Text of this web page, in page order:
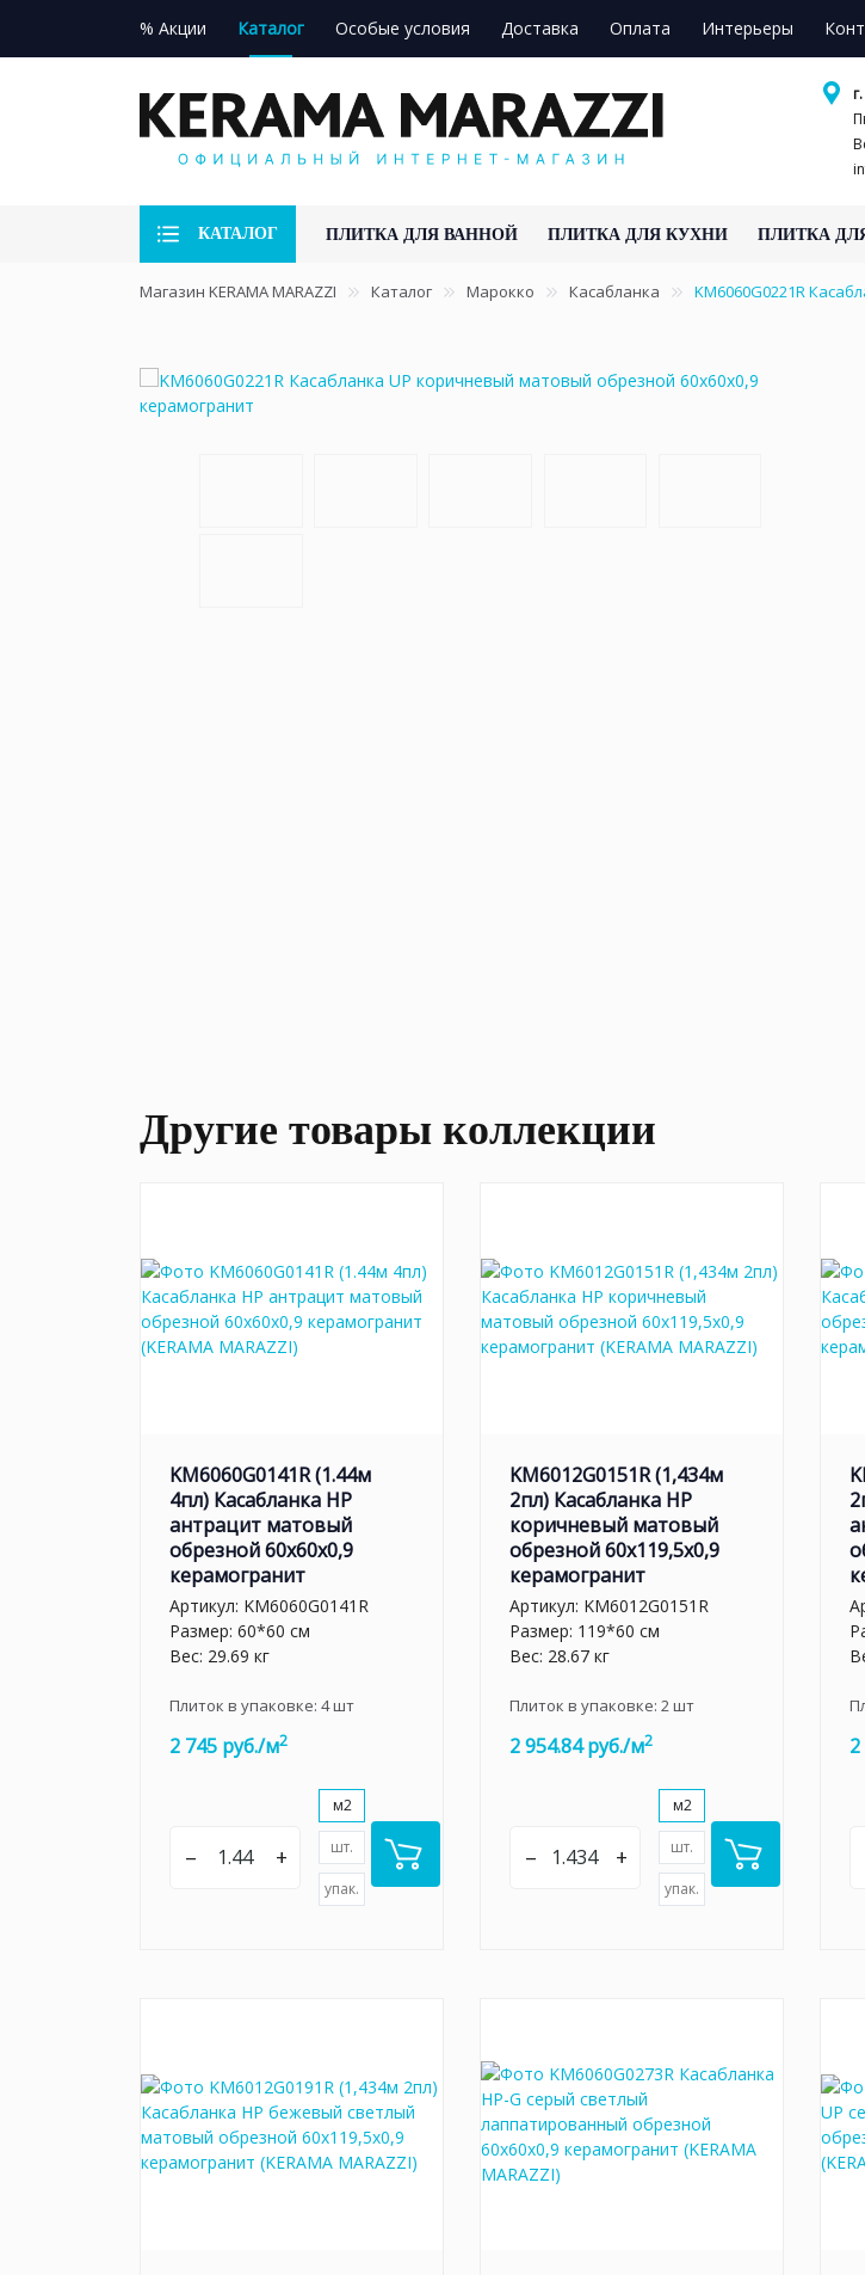
% Акции Каталог Особые условия Доставка Оплата Интерьеры
КАТАЛОГ ПЛИТКА ДЛЯ ВАННОЙ ПЛИТКА ДЛЯ КУХНИ ПЛИТКА
Магазин KERAMA MARAZZI Каталог Марокко Касабланка KM6060G0221R
Другие товары коллекции
KM6060G0141R (1.44м
4пл) Касабланка HP
антрацит матовый
обрезной 60x60x0,9
керамогранит
Артикул: KM6060G0141R
Размер: 60*60 см
Вес: 29.69 кг
Плиток в упаковке: 4шт
2 745 руб./м2
– +
м2
шт.
упак.
KM6012G0151R (1,434м
2пл) Касабланка HP
коричневый матовый
обрезной 60x119,5x0,9
керамогранит
Артикул: KM6012G0151R
Размер: 119*60 см
Вес: 28.67 кг
Плиток в упаковке: 2 шт
2 954.84 руб./м2
– +
м2
шт.
упак.